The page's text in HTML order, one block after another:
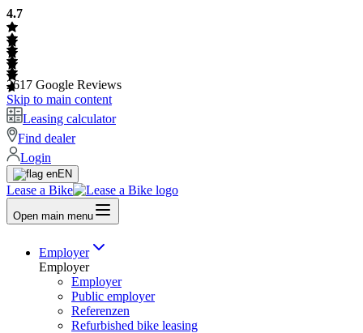
4.7
2617 Google Reviews
Skip to main content
Leasing calculator
Find dealer
Login
EN
Lease a Bike
Open main menu
Employer
Employer
Employer
Public employer
Referenzen
Refurbished bike leasing